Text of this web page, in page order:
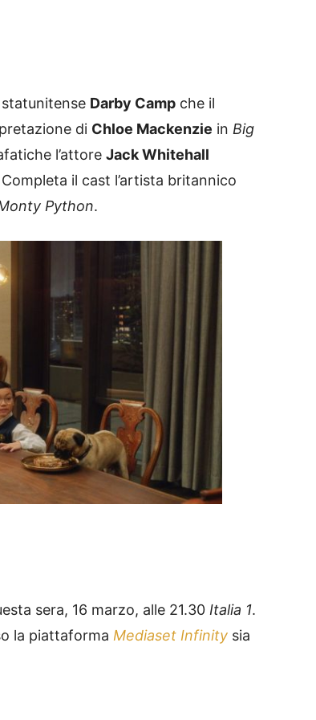
Darby Camp che il
di Chloe Mackenzie in Big
l’attore Jack Whitehall
il cast l’artista britannico
Python.
sera, 16 marzo, alle 21.30 Italia 1.
la piattaforma Mediaset Infinity sia